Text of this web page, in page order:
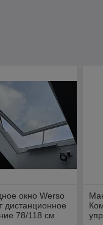
окно Werso
дистанционное
78/118 см